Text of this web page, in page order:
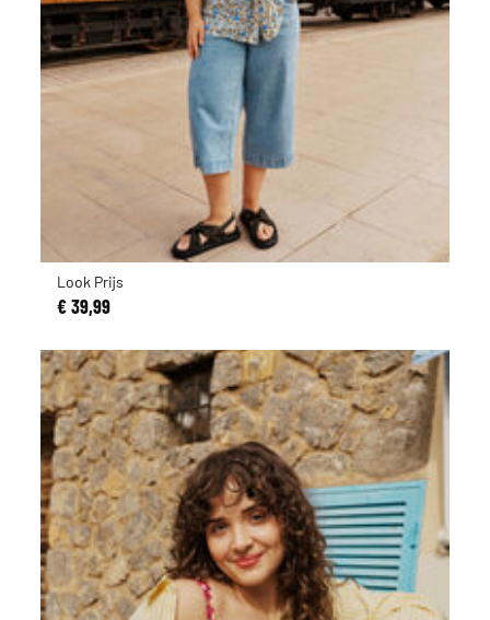
Look Prijs
€ 39,99